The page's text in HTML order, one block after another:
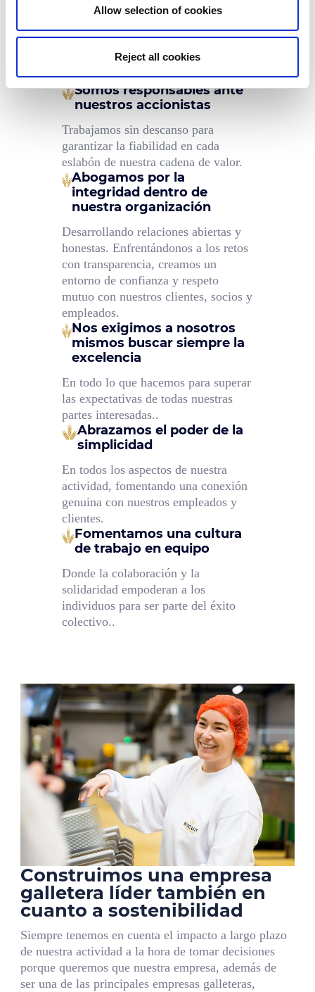
Allow selection of cookies
Reject all cookies
y sustitutivos del pan líder en Europa
compartimos sólidos valores.
Somos responsables ante
nuestros accionistas
Trabajamos sin descanso para
garantizar la fiabilidad en cada
eslabón de nuestra cadena de valor.
Abogamos por la
integridad dentro de
nuestra organización
Desarrollando relaciones abiertas y
honestas. Enfrentándonos a los retos
con transparencia, creamos un
entorno de confianza y respeto
mutuo con nuestros clientes, socios y
empleados.
Nos exigimos a nosotros
mismos buscar siempre la
excelencia
En todo lo que hacemos para superar
las expectativas de todas nuestras
partes interesadas..
Abrazamos el poder de la
simplicidad
En todos los aspectos de nuestra
actividad, fomentando una conexión
genuina con nuestros empleados y
clientes.
Fomentamos una cultura
de trabajo en equipo
Donde la colaboración y la
solidaridad empoderan a los
individuos para ser parte del éxito
colectivo..
Construimos una empresa
galletera líder también en
cuanto a sostenibilidad
Siempre tenemos en cuenta el impacto a largo plazo
de nuestra actividad a la hora de tomar decisiones
porque queremos que nuestra empresa, además de
ser una de las principales empresas galleteras,